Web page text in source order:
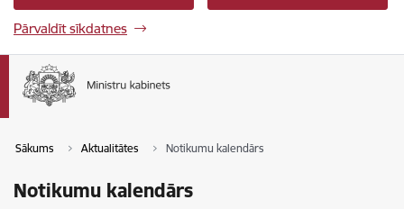
Pārvaldīt sīkdatnes
Sākums Aktualitātes Notikumu kalendārs
Notikumu kalendārs